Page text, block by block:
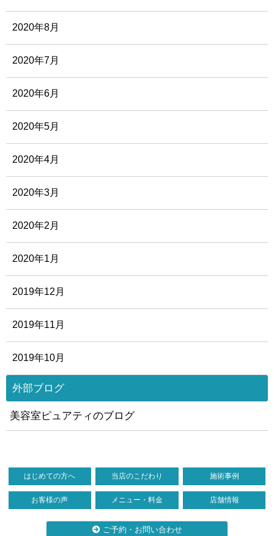
2020年8月
2020年7月
2020年6月
2020年5月
2020年4月
2020年3月
2020年2月
2020年1月
2019年12月
2019年11月
2019年10月
外部ブログ
美容室ピュアティのブログ
はじめての方へ 当店のこだわり 施術事例
お客様の声 メニュー・料金 店舗情報
ご予約・お問い合わせ